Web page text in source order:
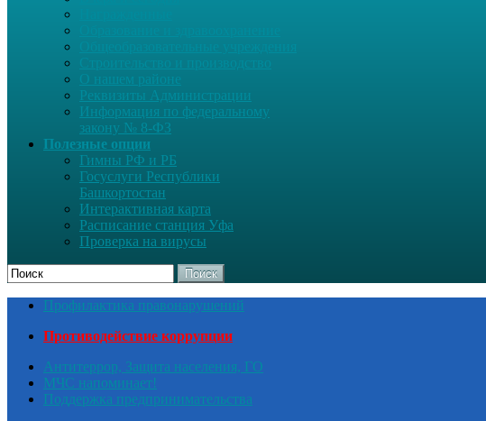
О нашем районе
Реквизиты Администрации
Информация по федеральному
закону № 8-ФЗ
Полезные опции
Гимны РФ и РБ
Госуслуги Республики
Башкортостан
Интерактивная карта
Расписание станция Уфа
Проверка на вирусы
Поиск
Профилактика правонарушений
Противодействие коррупции
Антитеррор, Защита населения, ГО
МЧС напоминает!
Поддержка предпринимательства